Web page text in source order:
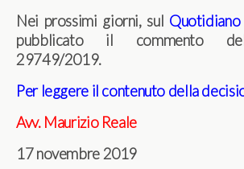
Nei prossimi giorni, sul
pubblicato il commento
29749/2019.
Per leggere il contenuto della
Avv. Maurizio Reale
17 novembre 2019